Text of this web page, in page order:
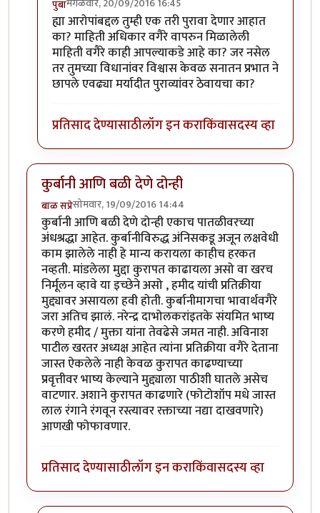
पुंबा
In reply toप्रकाश घाटपांडे,byगामा पैलवान
ह्या आरोपांबद्दल तुम्ही एक तरी पुरावा देणार आहात
का? माहिती अधिकार वगैरे वापरुन मिळालेली
माहिती वगैरे काही आपल्याकडे आहे का? जर नसेल
तर तुमच्या विधानांवर विश्वास केवळ सनातन प्रभात ने
छापले एवढ्या मर्यादीत पुराव्यांवर ठेवायचा का?
प्रतिसाद देण्यासाठीलॉग इन कराकिंवासदस्य व्हा
कुर्बानी आणि बळी देणे दोन्ही
बाळ सप्रेसोमवार, 19/09/2016 14:44
कुर्बानी आणि बळी देणे दोन्ही एकाच पातळीवरच्या
अंधश्रद्धा आहेत. कुर्बानीविरुद्ध अंनिसकडू अजून लक्षवेधी
काम झालेले नाही हे मान्य करायला काहीच हरकत
नव्हती. मांडलेला मुद्दा कुरापत काढायला असो वा खरच
निर्मूलन व्हावे या इच्छेने असो , हमीद यांची प्रतिक्रीया
मुद्द्यावर असायला हवी होती. कुर्बानीमागचा भावार्थवगैरे
जरा अतिच झालं. नरेन्द्र दाभोलकरांइतके संयमित भाष्य
करणे हमीद / मुक्ता यांना तेवढेसे जमत नाही. अविनाश
पाटील खरतर अध्यक्ष आहेत त्यांना प्रतिक्रीया वगैरे देताना
जास्त ऐकलेले नाही केवळ कुरापत काढण्याच्या
प्रवृत्तीवर भाष्य केल्याने मुद्द्याला पाठीशी घातले असेच
वाटणार. अशाने कुरापत काढणारे (फोटोशॉप मधे जास्त
लाल रंगाने रंगवून रस्त्यावर रक्ताच्या नद्या दाखवणारे)
आणखी फोफावणार.
प्रतिसाद देण्यासाठीलॉग इन कराकिंवासदस्य व्हा